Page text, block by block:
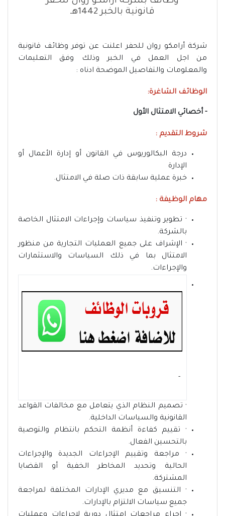
قانونية بالخبر 1442هـ
شركة أرامكو روان للحفر اعلنت عن توفر وظائف قانونية
من اجل العمل في الخبر وذلك وفق التعليمات
والمعلومات والتفاصيل الموضحة ادناه :
الوظائف الشاغرة:
- أخصائي الامتثال الأول
شروط التقديم :
درجة البكالوريوس في القانون أو إدارة الأعمال أو
الإدارة
خبرة عملية سابقة ذات صلة في الامتثال.
مهام الوظيفة :
· تطوير وتنفيذ سياسات وإجراءات الامتثال الخاصة
بالشركة.
· الإشراف على جميع العمليات التجارية من منظور
الامتثال بما في ذلك السياسات والاستثمارات
والإجراءات.
- ‏
· تصميم النظام الذي يتعامل مع مخالفات القواعد
القانونية والسياسات الداخلية.
· تقييم كفاءة أنظمة التحكم بانتظام والتوصية
بالتحسين الفعال.
· مراجعة وتقييم الإجراءات الجديدة والإجراءات
الحالية وتحديد المخاطر الخفية أو القضايا
المشتركة.
· التنسيق مع مديري الإدارات المختلفة لمراجعة
جميع سياسات الالتزام بالإدارات.